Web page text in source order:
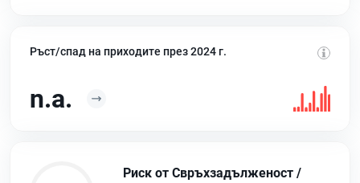
Ръст/спад на приходите през 2024 г.
n.a.
Риск от Свръхзадълженост /